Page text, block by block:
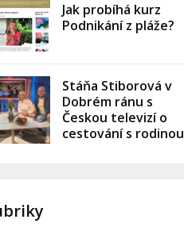
Jak probíhá kurz
Podnikání z pláže?
Stáňa Stiborová v
Dobrém ránu s
Českou televizí o
cestování s rodinou